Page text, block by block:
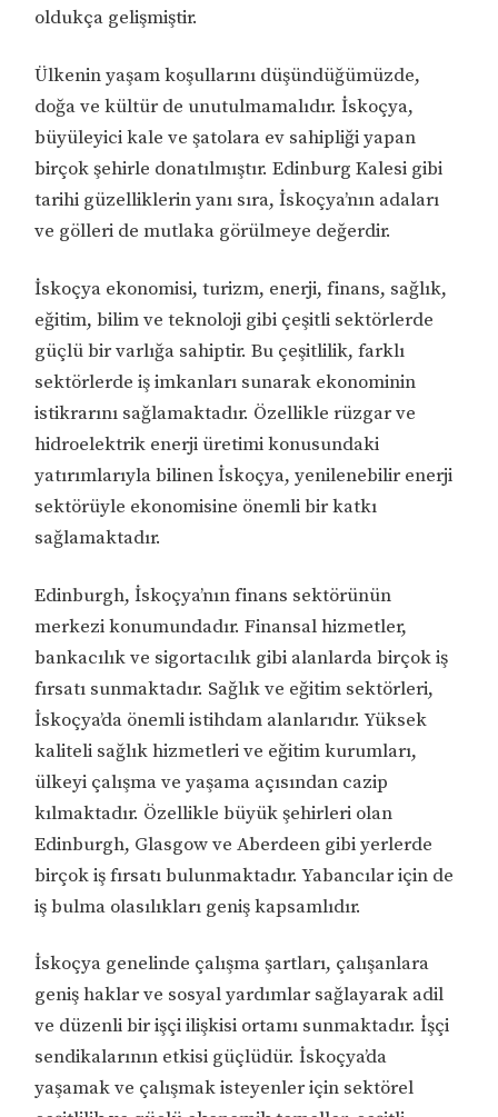
oldukça gelişmiştir.
Ülkenin yaşam koşullarını düşündüğümüzde,
doğa ve kültür de unutulmamalıdır. İskoçya,
büyüleyici kale ve şatolara ev sahipliği yapan
birçok şehirle donatılmıştır. Edinburg Kalesi gibi
tarihi güzelliklerin yanı sıra, İskoçya’nın adaları
ve gölleri de mutlaka görülmeye değerdir.
İskoçya ekonomisi, turizm, enerji, finans, sağlık,
eğitim, bilim ve teknoloji gibi çeşitli sektörlerde
güçlü bir varlığa sahiptir. Bu çeşitlilik, farklı
sektörlerde iş imkanları sunarak ekonominin
istikrarını sağlamaktadır. Özellikle rüzgar ve
hidroelektrik enerji üretimi konusundaki
yatırımlarıyla bilinen İskoçya, yenilenebilir enerji
sektörüyle ekonomisine önemli bir katkı
sağlamaktadır.
Edinburgh, İskoçya’nın finans sektörünün
merkezi konumundadır. Finansal hizmetler,
bankacılık ve sigortacılık gibi alanlarda birçok iş
fırsatı sunmaktadır. Sağlık ve eğitim sektörleri,
İskoçya’da önemli istihdam alanlarıdır. Yüksek
kaliteli sağlık hizmetleri ve eğitim kurumları,
ülkeyi çalışma ve yaşama açısından cazip
kılmaktadır. Özellikle büyük şehirleri olan
Edinburgh, Glasgow ve Aberdeen gibi yerlerde
birçok iş fırsatı bulunmaktadır. Yabancılar için de
iş bulma olasılıkları geniş kapsamlıdır.
İskoçya genelinde çalışma şartları, çalışanlara
geniş haklar ve sosyal yardımlar sağlayarak adil
ve düzenli bir işçi ilişkisi ortamı sunmaktadır. İşçi
sendikalarının etkisi güçlüdür. İskoçya’da
yaşamak ve çalışmak isteyenler için sektörel